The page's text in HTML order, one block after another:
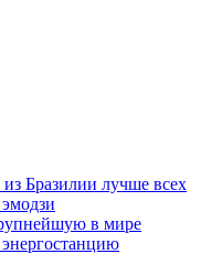
Бразилии лучше всех
в мире